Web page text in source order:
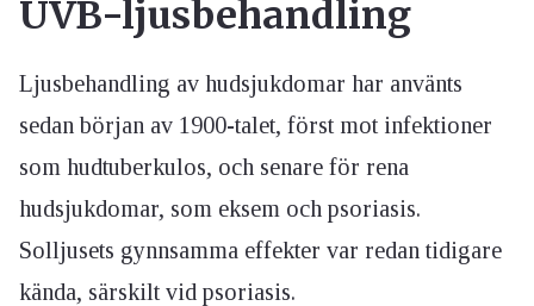
UVB-ljusbehandling
Ljusbehandling av hudsjukdomar har använts
sedan början av 1900-talet, först mot infektioner
som hudtuberkulos, och senare för rena
hudsjukdomar, som eksem och psoriasis.
Solljusets gynnsamma effekter var redan tidigare
kända, särskilt vid psoriasis.